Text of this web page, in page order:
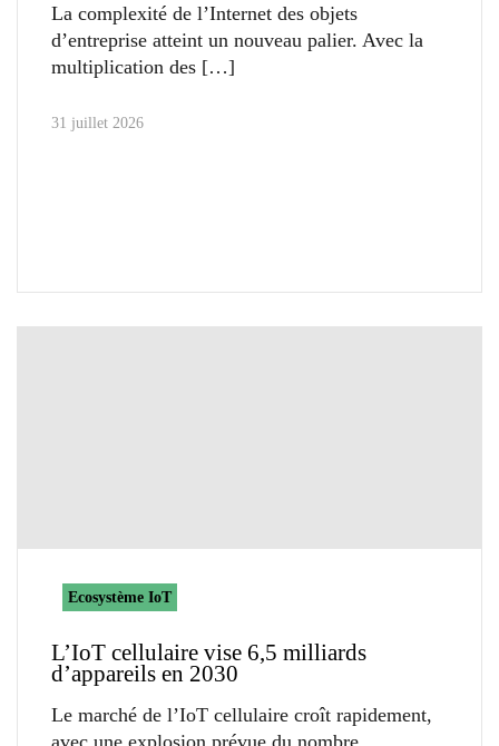
La complexité de l’Internet des objets
d’entreprise atteint un nouveau palier. Avec la
multiplication des
31 juillet 2026
Ecosystème IoT
L’IoT cellulaire vise 6,5 milliards
d’appareils en 2030
Le marché de l’IoT cellulaire croît rapidement,
avec une explosion prévue du nombre